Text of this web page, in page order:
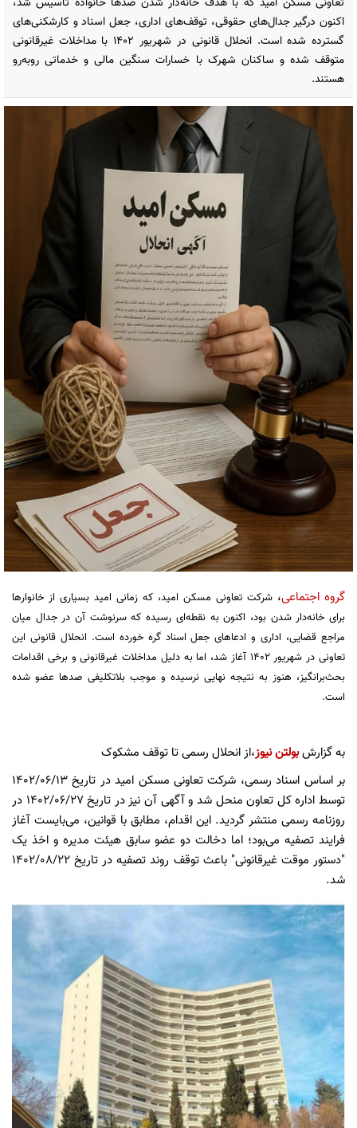
اکنون درگیر جدال‌های حقوقی، توقف‌های اداری، جعل اسناد و کارشکنی‌های
گسترده شده است. انحلال قانونی در شهریور ۱۴۰۲ با مداخلات غیرقانونی
متوقف شده و ساکنان شهرک با خسارات سنگین مالی و خدماتی روبه‌رو
هستند.
گروه اجتماعی، شرکت تعاونی مسکن امید، که زمانی امید بسیاری از خانوارها
برای خانه‌دار شدن بود، اکنون به نقطه‌ای رسیده که سرنوشت آن در جدال میان
مراجع قضایی، اداری و ادعاهای جعل اسناد گره خورده است. انحلال قانونی این
تعاونی در شهریور ۱۴۰۲ آغاز شد، اما به دلیل مداخلات غیرقانونی و برخی اقدامات
بحث‌برانگیز، هنوز به نتیجه نهایی نرسیده و موجب بلاتکلیفی صدها عضو شده
است.
به گزارشبولتن نیوز،از انحلال رسمی تا توقف مشکوک
بر اساس اسناد رسمی، شرکت تعاونی مسکن امید در تاریخ ۱۴۰۲/۰۶/۱۳
توسط اداره کل تعاون منحل شد و آگهی آن نیز در تاریخ ۱۴۰۲/۰۶/۲۷ در
روزنامه رسمی منتشر گردید. این اقدام، مطابق با قوانین، می‌بایست آغاز
فرایند تصفیه می‌بود؛ اما دخالت دو عضو سابق هیئت مدیره و اخذ یک
"دستور موقت غیرقانونی" باعث توقف روند تصفیه در تاریخ ۱۴۰۲/۰۸/۲۲
شد.